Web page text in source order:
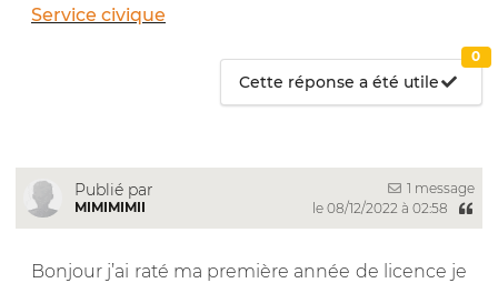
Service civique
Cette réponse a été utile
0
Publié par
MIMIMIMII
1 message
le 08/12/2022 à 02:58
Bonjour j’ai raté ma première année de licence je